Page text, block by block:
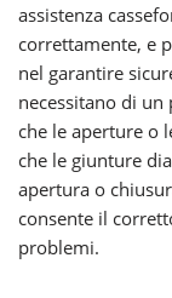
assistenza
correttamente, e
nel garantire
necessitano di
che le aperture o
che le giunture
apertura o
consente il
problemi.